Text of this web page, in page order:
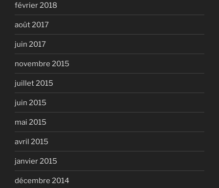
février 2018
août 2017
juin 2017
novembre 2015
juillet 2015
juin 2015
mai 2015
avril 2015
janvier 2015
décembre 2014